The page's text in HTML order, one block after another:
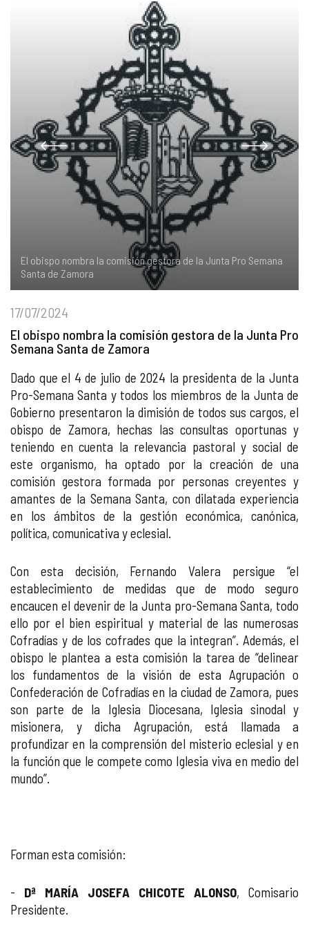
El obispo nombra la comisión gestora de la Junta Pro Semana
Santa de Zamora
17/07/2024
El obispo nombra la comisión gestora de la Junta Pro
Semana Santa de Zamora
Dado que el 4 de julio de 2024 la presidenta de la Junta
Pro-Semana Santa y todos los miembros de la Junta de
Gobierno presentaron la dimisión de todos sus cargos, el
obispo de Zamora, hechas las consultas oportunas y
teniendo en cuenta la relevancia pastoral y social de
este organismo, ha optado por la creación de una
comisión gestora formada por personas creyentes y
amantes de la Semana Santa, con dilatada experiencia
en los ámbitos de la gestión económica, canónica,
política, comunicativa y eclesial.
Con esta decisión, Fernando Valera persigue “el
establecimiento de medidas que de modo seguro
encaucen el devenir de la Junta pro-Semana Santa, todo
ello por el bien espiritual y material de las numerosas
Cofradías y de los cofrades que la integran”. Además, el
obispo le plantea a esta comisión la tarea de “delinear
los fundamentos de la visión de esta Agrupación o
Confederación de Cofradías en la ciudad de Zamora, pues
son parte de la Iglesia Diocesana, Iglesia sinodal y
misionera, y dicha Agrupación, está llamada a
profundizar en la comprensión del misterio eclesial y en
la función que le compete como Iglesia viva en medio del
mundo”.
Forman esta comisión:
- Dª MARÍA JOSEFA CHICOTE ALONSO, Comisario
Presidente.
DOCTRINA DE LA IGLESIA
PORTAL DE TRANSPARENCIA
RENDICIÓN CUENTAS ENTIDADES RELIGIOSAS
PREGUNTAS FRECUENTES
APOSTOLADO SEGLAR
VIDA CONSAGRADA